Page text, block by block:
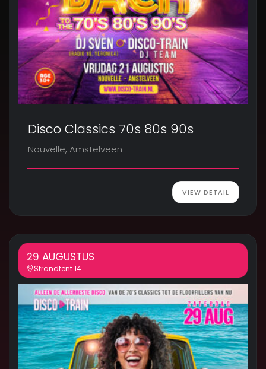
Disco Classics 70s 80s 90s
Nouvelle, Amstelveen
VIEW DETAIL
29 AUGUSTUS
Strandtent 14